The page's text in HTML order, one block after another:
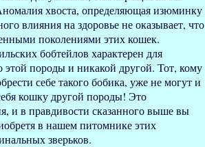
хвоста, определяющая изюминку
влияния на здоровье не оказывает, что
поколениями этих кошек.
бобтейлов характерен для
этой породы и никакой другой. Тот, кому
себе такого бобика, уже не могут и
кошку другой породы! Это
и в правдивости сказанного выше вы
в нашем питомнике этих
зверьков.